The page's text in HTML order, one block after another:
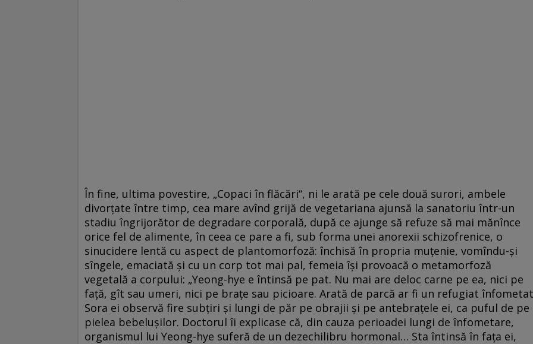
În fine, ultima povestire, „Copaci în flăcări“, ni le arată pe cele două surori, ambele
divorţate între timp, cea mare avînd grijă de vegetariana ajunsă la sanatoriu într-un
stadiu îngrijorător de degradare corporală, după ce ajunge să refuze să mai mănînce
orice fel de alimente, în ceea ce pare a fi, sub forma unei anorexii schizofrenice, o
sinucidere lentă cu aspect de plantomorfoză: închisă în propria muţenie, vomîndu-şi
sîngele, emaciată şi cu un corp tot mai pal, femeia îşi provoacă o metamorfoză
vegetală a corpului: „Yeong-hye e întinsă pe pat. Nu mai are deloc carne pe ea, nici pe
faţă, gît sau umeri, nici pe braţe sau picioare. Arată de parcă ar fi un refugiat
Sora ei observă fire subţiri şi lungi de păr pe obrajii şi pe antebraţele ei, ca puful de pe
pielea bebeluşilor. Doctorul îi explicase că, din cauza perioadei lungi de înfometare,
organismul lui Yeong-hye suferă de un dezechilibru hormonal… Sta întinsă în faţa ei,